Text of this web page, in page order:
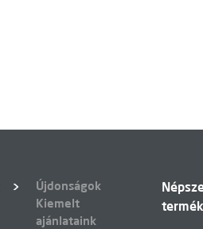
Újdonságok
Kiemelt
ajánlataink